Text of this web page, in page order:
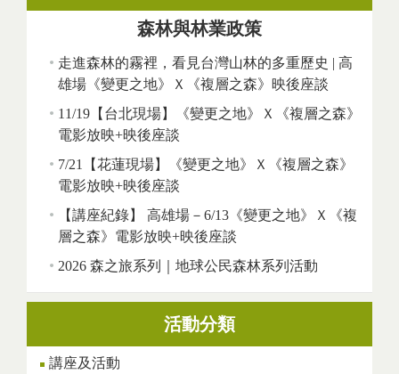
森林與林業政策
走進森林的霧裡，看見台灣山林的多重歷史 | 高
雄場《變更之地》Ｘ《複層之森》映後座談
11/19【台北現場】《變更之地》Ｘ《複層之森》
電影放映+映後座談
7/21【花蓮現場】《變更之地》Ｘ《複層之森》
電影放映+映後座談
【講座紀錄】 高雄場－6/13《變更之地》Ｘ《複
層之森》電影放映+映後座談
2026 森之旅系列｜地球公民森林系列活動
活動分類
講座及活動